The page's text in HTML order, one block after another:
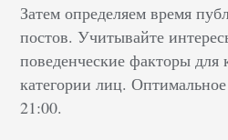
Затем определяем время
постов. Учитывайте
поведенческие факторы для
категории лиц.
21:00.